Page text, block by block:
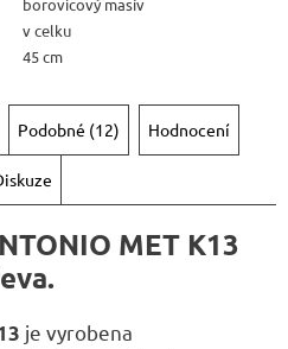
v celku
45 cm
Podobné (12) Hodnocení
MET K13
je vyrobena